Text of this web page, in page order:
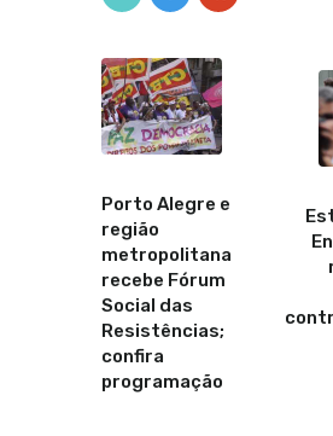
Porto Alegre e
região
metropolitana
recebe Fórum
Social das
Resistências;
confira
programação